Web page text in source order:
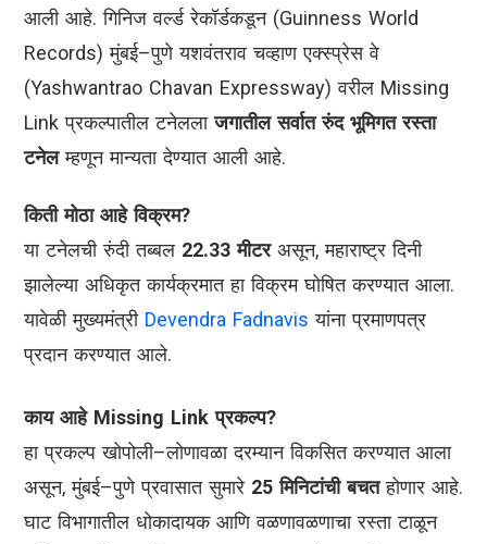
आली आहे. गिनिज वर्ल्ड रेकॉर्डकडून (Guinness World
Records) मुंबई–पुणे यशवंतराव चव्हाण एक्स्प्रेस वे
(Yashwantrao Chavan Expressway) वरील Missing
Link प्रकल्पातील टनेललाजगातील सर्वात रुंद भूमिगत रस्ता
टनेलम्हणून मान्यता देण्यात आली आहे.
किती मोठा आहे विक्रम?
या टनेलची रुंदी तब्बल 22.33 मीटरअसून, महाराष्ट्र दिनी
झालेल्या अधिकृत कार्यक्रमात हा विक्रम घोषित करण्यात आला.
यावेळी मुख्यमंत्री Devendra Fadnavis यांना प्रमाणपत्र
प्रदान करण्यात आले.
काय आहे Missing Link प्रकल्प?
हा प्रकल्प खोपोली–लोणावळा दरम्यान विकसित करण्यात आला
असून, मुंबई–पुणे प्रवासात सुमारे 25 मिनिटांची बचतहोणार आहे.
घाट विभागातील धोकादायक आणि वळणावळणाचा रस्ता टाळून